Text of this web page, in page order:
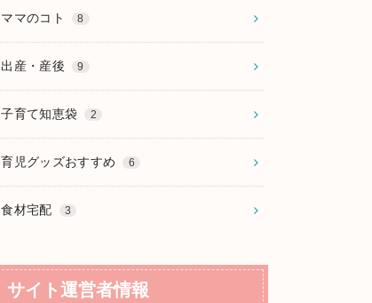
ママのコト 8
出産・産後 9
子育て知恵袋 2
育児グッズおすすめ 6
食材宅配 3
サイト運営者情報